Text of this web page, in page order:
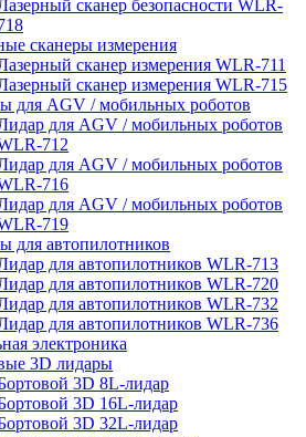
сканер безопасности WLR-
сканеры измерения
сканер измерения WLR-711
сканер измерения WLR-715
для AGV / мобильных роботов
для AGV / мобильных роботов
712
для AGV / мобильных роботов
716
для AGV / мобильных роботов
719
для автопилотников
для автопилотников WLR-713
для автопилотников WLR-720
для автопилотников WLR-732
для автопилотников WLR-736
электроника
3D лидары
3D 8L-лидар
3D 16L-лидар
3D 32L-лидар